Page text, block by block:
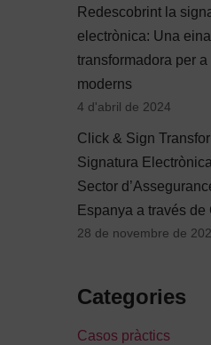
Redescobrint la
electrònica: Una eina
transformadora per
moderns
4 d'abril de 2024
Click & Sign
Signatura
Sector
Espanya a través de
28 de novembre de
Categories
Casos pràctics